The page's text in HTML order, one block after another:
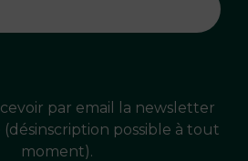
par email la newsletter
possible à tout
moment).